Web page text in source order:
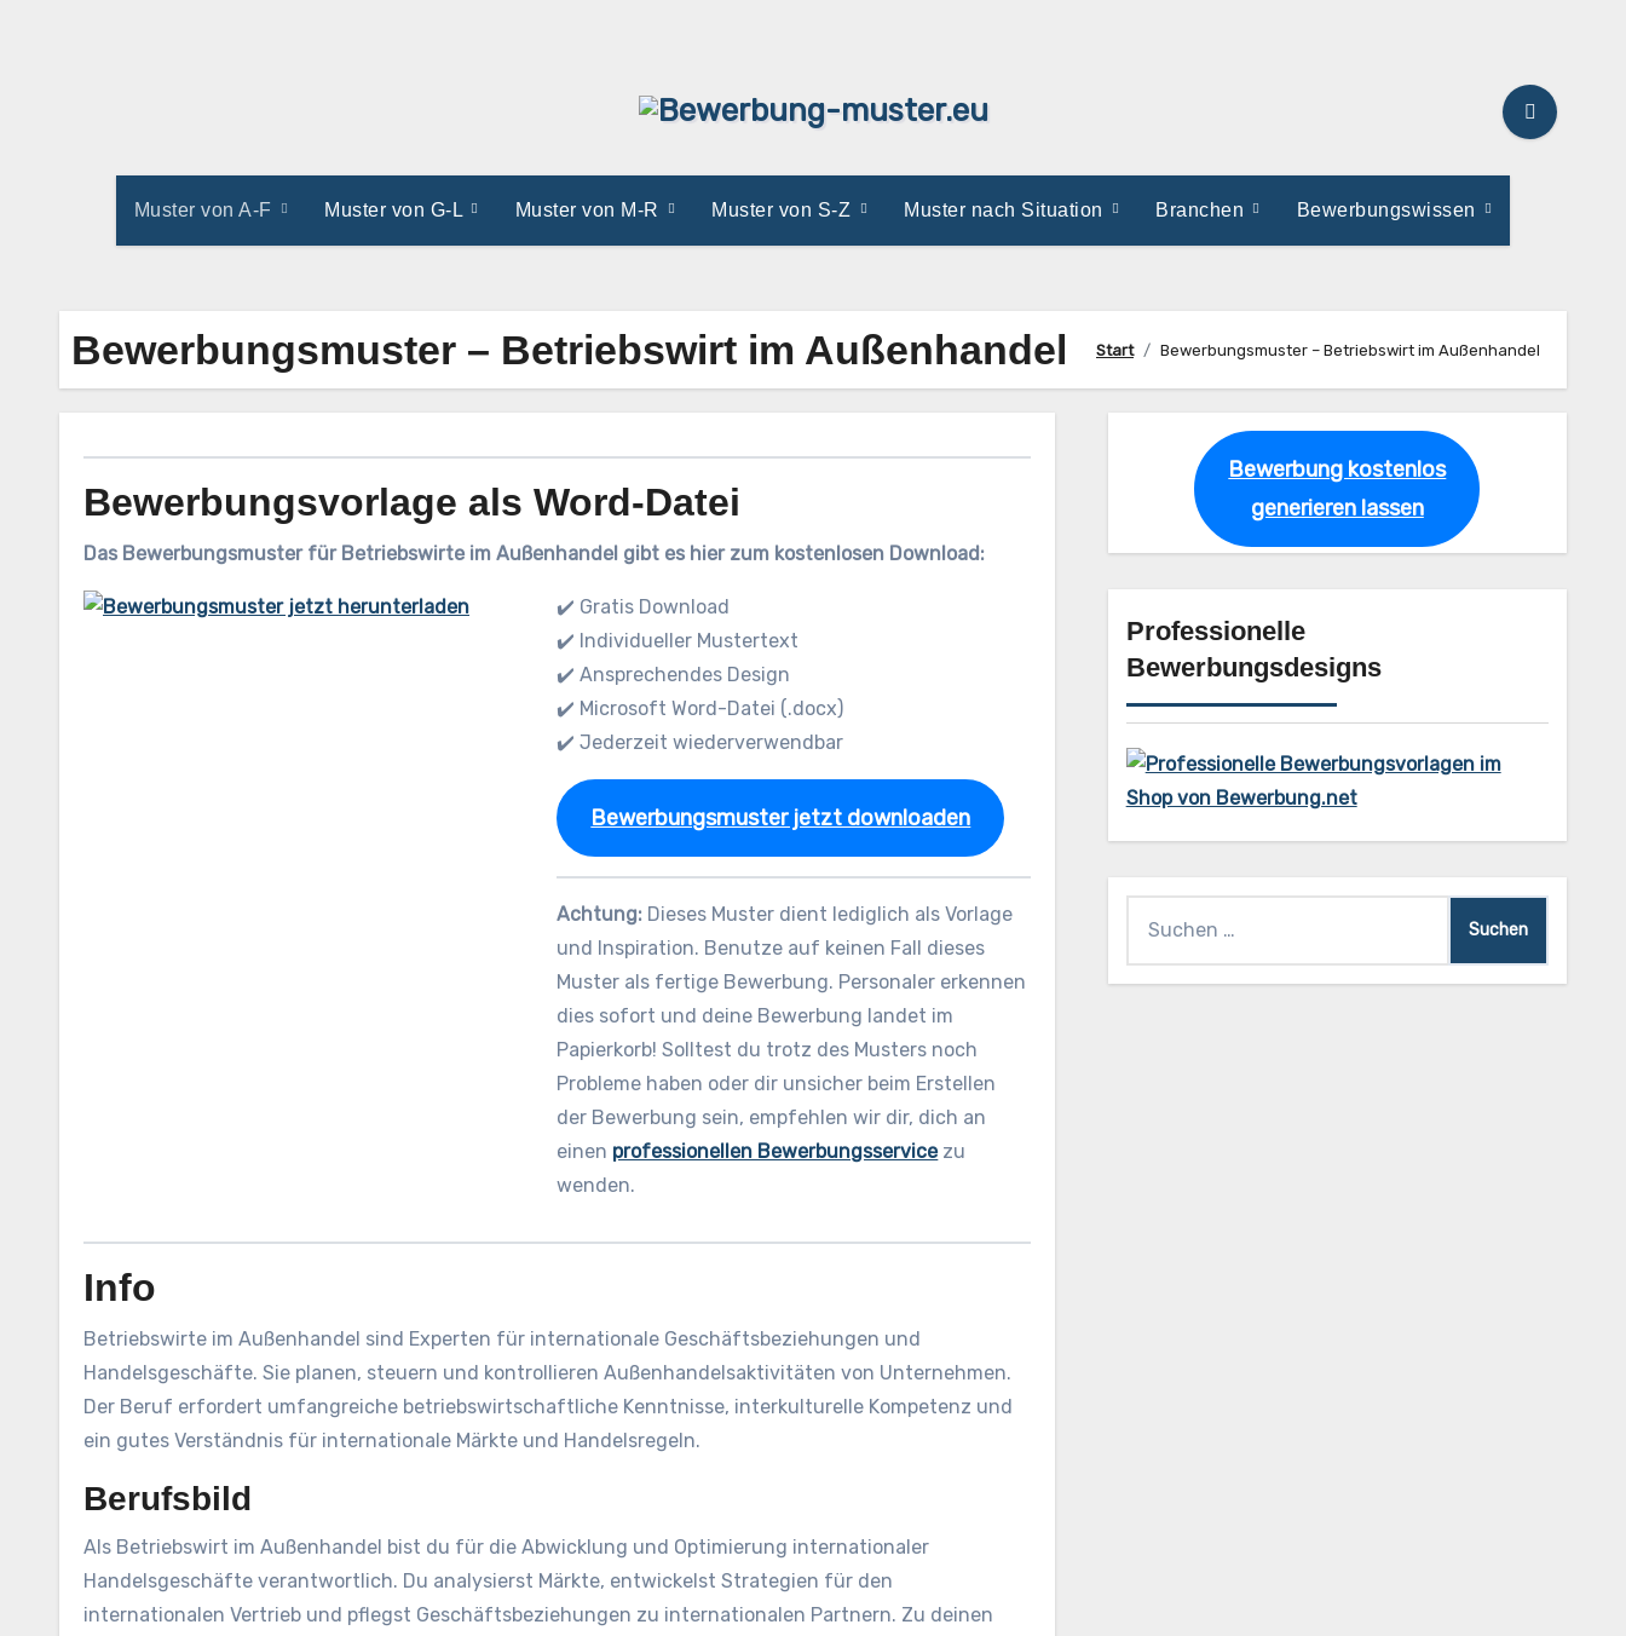
Muster von A-F Muster von G-L Muster von M-R Muster von S-Z Muster nach Situation Branchen Bewerbungswissen
Bewerbungsmuster – Betriebswirt im Außenhandel Start Bewerbungsmuster – Betriebswirt im Außenhandel
Bewerbungsvorlage als Word-Datei
Das Bewerbungsmuster für Betriebswirte im Außenhandel gibt es hier zum kostenlosen Download:
✔️ Gratis Download
✔️ Individueller Mustertext
✔️ Ansprechendes Design
✔️ Microsoft Word-Datei (.docx)
✔️ Jederzeit wiederverwendbar
Bewerbungsmuster jetzt downloaden
Achtung: Dieses Muster dient lediglich als Vorlage
und Inspiration. Benutze auf keinen Fall dieses
Muster als fertige Bewerbung. Personaler erkennen
dies sofort und deine Bewerbung landet im
Papierkorb! Solltest du trotz des Musters noch
Probleme haben oder dir unsicher beim Erstellen
der Bewerbung sein, empfehlen wir dir, dich an
einen professionellen Bewerbungsservicezu
wenden.
Info
Betriebswirte im Außenhandel sind Experten für internationale Geschäftsbeziehungen und
Handelsgeschäfte. Sie planen, steuern und kontrollieren Außenhandelsaktivitäten von Unternehmen.
Der Beruf erfordert umfangreiche betriebswirtschaftliche Kenntnisse, interkulturelle Kompetenz und
ein gutes Verständnis für internationale Märkte und Handelsregeln.
Berufsbild
Als Betriebswirt im Außenhandel bist du für die Abwicklung und Optimierung internationaler
Handelsgeschäfte verantwortlich. Du analysierst Märkte, entwickelst Strategien für den
internationalen Vertrieb und pflegst Geschäftsbeziehungen zu internationalen Partnern. Zu deinen
Bewerbung kostenlos
generieren lassen
Professionelle
Bewerbungsdesigns
nach: